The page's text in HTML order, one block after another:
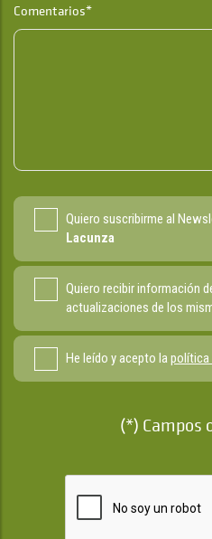
Comentarios*
Quiero suscribirme al
Lacunza
Quiero recibir información
actualizaciones de los
He leído y acepto lapolítica
(*) Campos